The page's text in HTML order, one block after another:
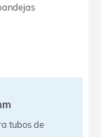
tubos de